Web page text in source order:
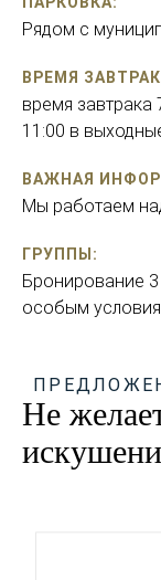
Рядом с
ВРЕМЯ
время завтрака
11:00 в
ВАЖНАЯ
Мы работаем
ГРУППЫ:
Бронирование
особым
Не